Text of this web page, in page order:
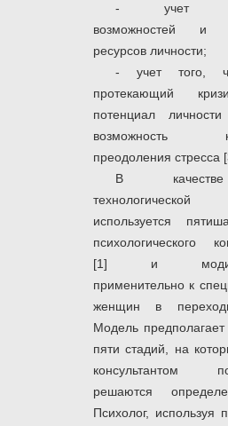
- учет
возможностей и
ресурсов личности;
- учет того,
протекающий
потенциал
возможность
преодоления стресса
В
используется
психологического
[1] и
применительно к
женщин в
Модель
пяти стадий, на
консультантом
решаются
Психолог, используя